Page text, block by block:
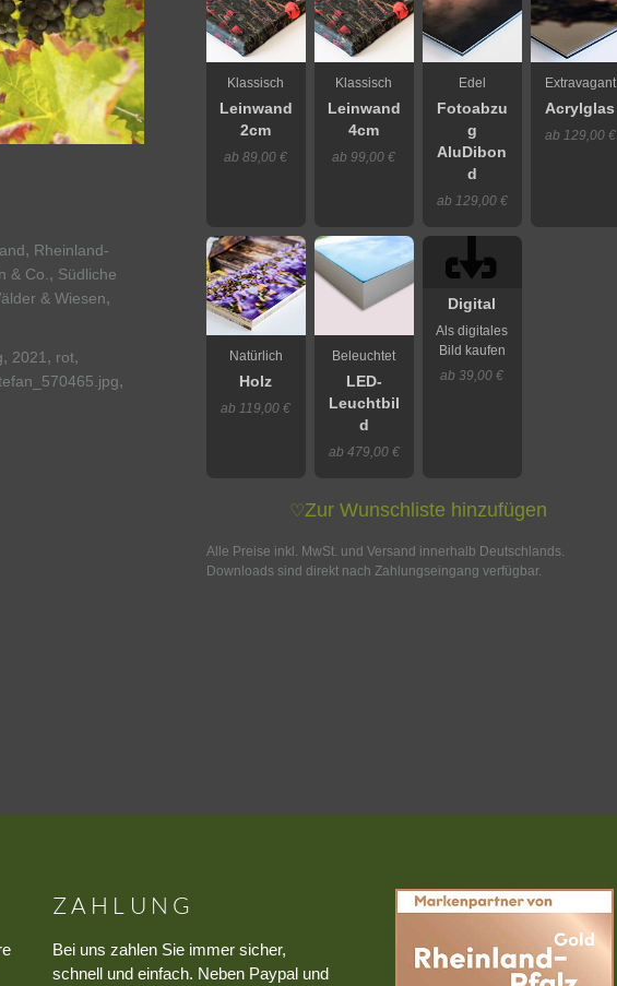
, Rheinland-
& Co., Südliche
& Wiesen,
, 2021, rot,
,
Klassisch
Leinwand
2cm
ab 89,00 €
Klassisch
Leinwand
4cm
ab 99,00 €
Edel
Fotoabzu
g
AluDibon
d
ab 129,00 €
Extravagant
Acrylglas
ab 129,00 €
Natürlich
Holz
ab 119,00 €
Beleuchtet
LED-
Leuchtbil
d
ab 479,00 €
Digital
Als digitales
Bild kaufen
ab 39,00 €
♡Zur Wunschliste hinzufügen
Alle Preise inkl. MwSt. und Versand innerhalb Deutschlands.
Downloads sind direkt nach Zahlungseingang verfügbar.
ZAHLUNG
Bei uns zahlen Sie immer sicher,
schnell und einfach. Neben Paypal und